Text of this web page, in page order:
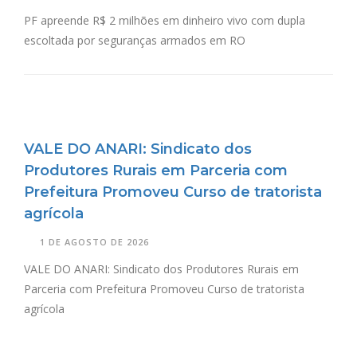
PF apreende R$ 2 milhões em dinheiro vivo com dupla
escoltada por seguranças armados em RO
VALE DO ANARI: Sindicato dos
Produtores Rurais em Parceria com
Prefeitura Promoveu Curso de tratorista
agrícola
1 DE AGOSTO DE 2026
VALE DO ANARI: Sindicato dos Produtores Rurais em
Parceria com Prefeitura Promoveu Curso de tratorista
agrícola